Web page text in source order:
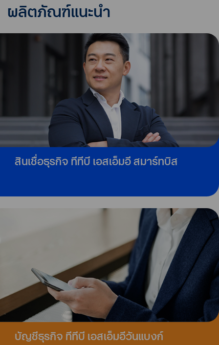
ผลิตภัณฑ์แนะนำ
สินเชื่อธุรกิจ ทีทีบี เอสเอ็มอี สมาร์ทบิส
บัญชีธุรกิจ ทีทีบี เอสเอ็มอีวันแบงก์